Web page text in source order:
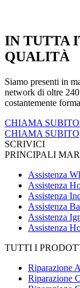
IN TUTTA
QUALITÀ
Siamo presenti in
network di oltre
costantemente
CHIAMA SUBITO
CHIAMA SUBITO
SCRIVICI
PRINCIPALI
Assistenza
Assistenza
Assistenza
Assistenza
Assistenza
Assistenza
TUTTI I
Riparazione
Riparazione